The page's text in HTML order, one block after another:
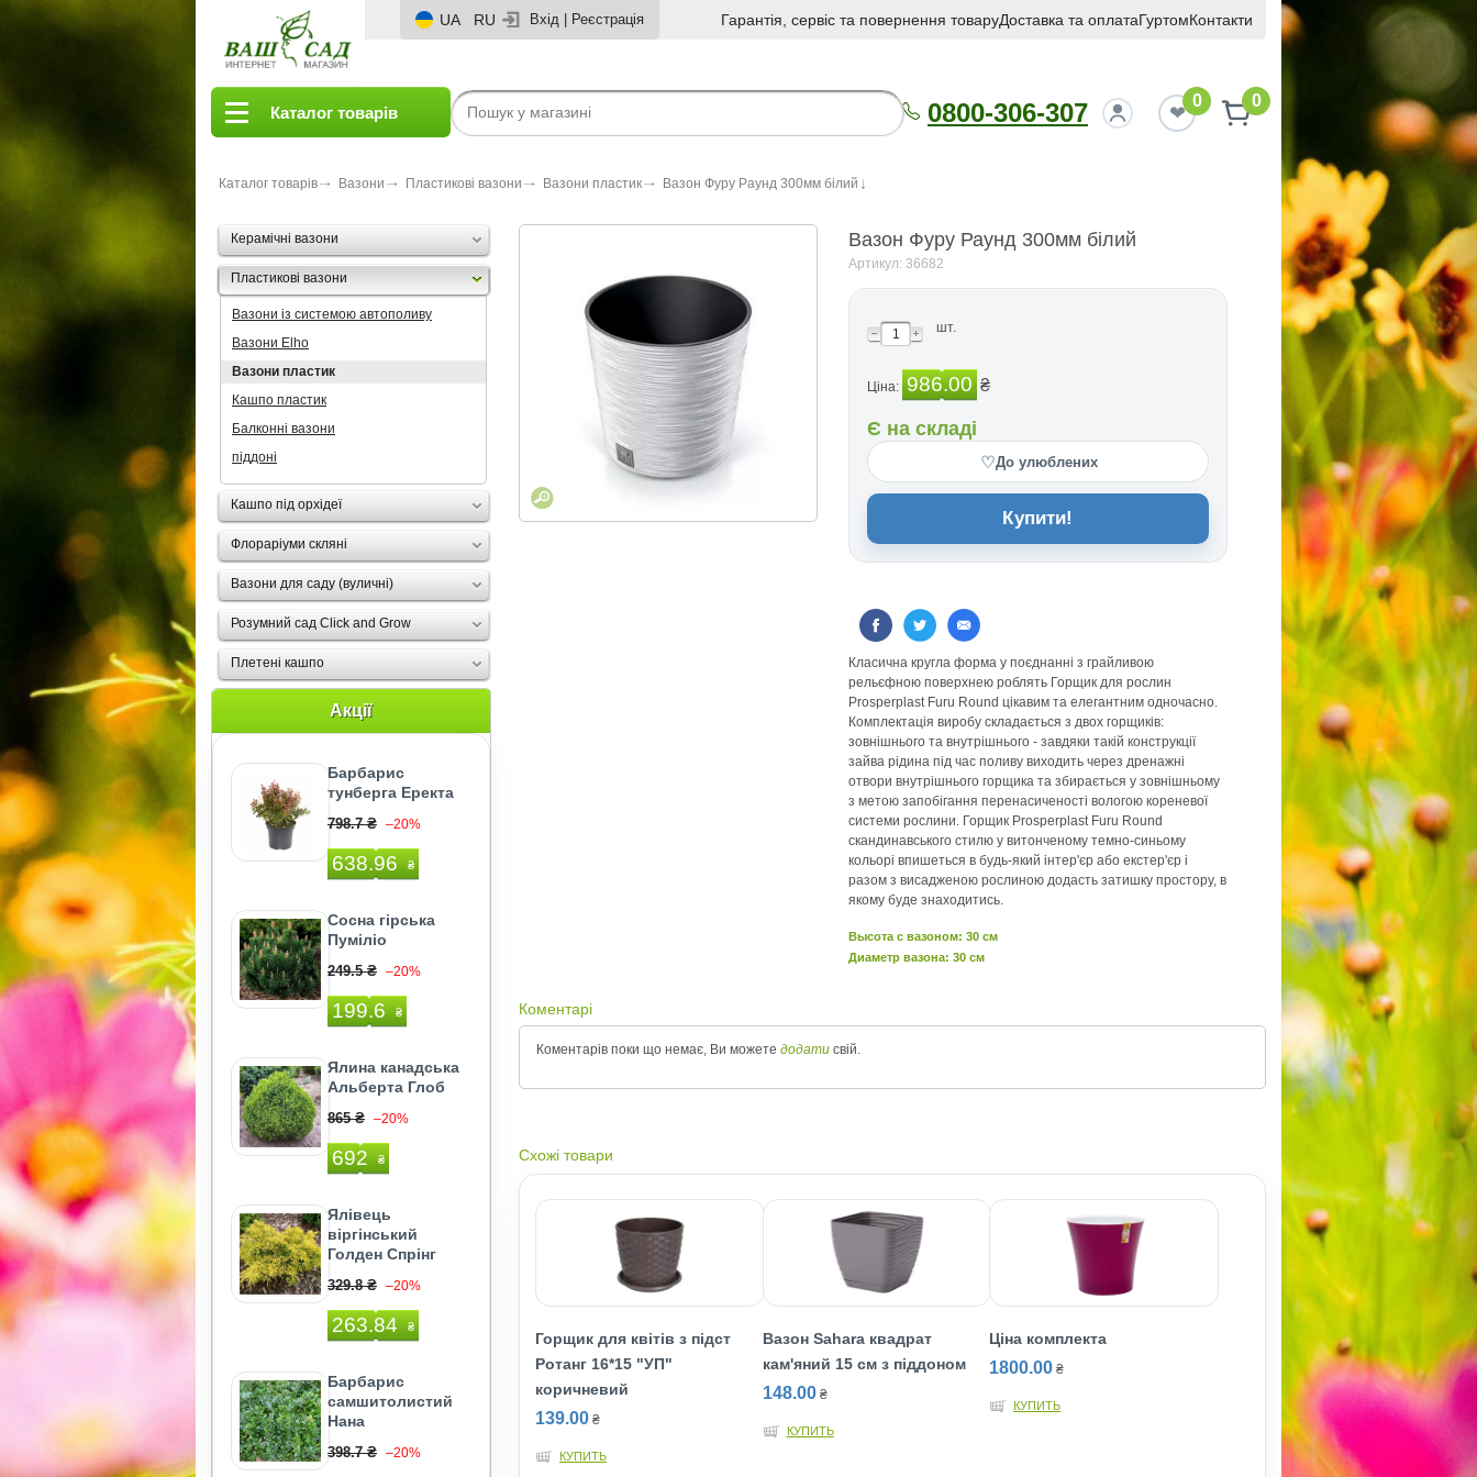
UA RU Вхід Реєстрація Гарантія, сервіс та повернення товаруДоставка та оплатаГуртомКонтакти
Каталог товарів 0800-306-307 0 0
Каталог товарів Вазони Пластикові вазони Вазони пластик Вазон Фуру Раунд 300мм бiлий
Керамічні вазони
Пластикові вазони
Вазони із системою автополиву
Вазони Elho
Вазони пластик
Кашпо пластик
Балконні вазони
піддоні
Кашпо під орхідеї
Флораріуми скляні
Вазони для саду (вуличні)
Розумний сад Click and Grow
Плетені кашпо
Акції
Барбарис
тунберга Еректа
798.7 ₴ –20%
638.96 ₴
Сосна гірська
Пуміліо
249.5 ₴ –20%
199.6 ₴
Ялина канадська
Альберта Глоб
865 ₴ –20%
692 ₴
Ялівець
віргінський
Голден Спрінг
329.8 ₴ –20%
263.84 ₴
Барбарис
самшитолистий
Нана
398.7 ₴ –20%
Вазон Фуру Раунд 300мм бiлий
Артикул: 36682
шт.
Ціна: 986.00 ₴
Є на складі
♡До улюблених
Купити!
Класична кругла форма у поєднанні з грайливою
рельєфною поверхнею роблять Горщик для рослин
Prosperplast Furu Round цікавим та елегантним одночасно.
Комплектація виробу складається з двох горщиків:
зовнішнього та внутрішнього - завдяки такій конструкції
зайва рідина під час поливу виходить через дренажні
отвори внутрішнього горщика та збирається у зовнішньому
з метою запобігання перенасиченості вологою кореневої
системи рослини. Горщик Prosperplast Furu Round
скандинавського стилю у витонченому темно-синьому
кольорі впишеться в будь-який інтер'єр або екстер'єр і
разом з висадженою рослиною додасть затишку простору, в
якому буде знаходитись.
Высота c вазоном: 30 см
Диаметр вазона: 30 см
Коментарі
Коментарів поки що немає, Ви можете додати свій.
Схожі товари
Горщик для квітів з підст
Ротанг 16*15 "УП"
коричневий
139.00 ₴
КУПИТЬ
Вазон Sahara квадрат
кам'яний 15 см з піддоном
148.00 ₴
КУПИТЬ
Ціна комплекта
1800.00 ₴
КУПИТЬ